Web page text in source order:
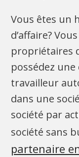
Vous êtes un
d’affaire?
propriétaires
possédez
travailleur
dans une
société par
société sans
partenaire